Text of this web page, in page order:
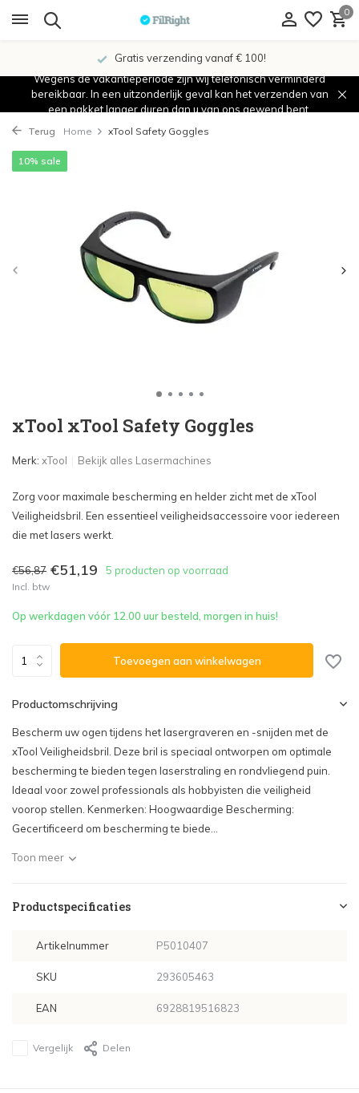
0
Gratis verzending vanaf € 100!
Wegens de vakantieperiode zijn wij telefonisch verminderd
bereikbaar. In een uitzonderlijk geval kan het verzenden van
een pakket langer duren dan u van ons gewend bent.
Terug Home xTool Safety Goggles
xTool xTool Safety Goggles
10% sale
Merk: xTool Bekijk alles Lasermachines
Zorg voor maximale bescherming en helder zicht met de xTool
Veiligheidsbril. Een essentieel veiligheidsaccessoire voor iedereen
die met lasers werkt.
€56,87 €51,19 5 producten op voorraad
Incl. btw
Op werkdagen vóór 12.00 uur besteld, morgen in huis!
Toevoegen aan winkelwagen
Productomschrijving
Bescherm uw ogen tijdens het lasergraveren en -snijden met de
xTool Veiligheidsbril. Deze bril is speciaal ontworpen om optimale
bescherming te bieden tegen laserstraling en rondvliegend puin.
Ideaal voor zowel professionals als hobbyisten die veiligheid
voorop stellen. Kenmerken: Hoogwaardige Bescherming:
Gecertificeerd om bescherming te biede...
Toon meer
Productspecificaties
Artikelnummer P5010407
SKU 293605463
EAN 6928819516823
Vergelijk Delen